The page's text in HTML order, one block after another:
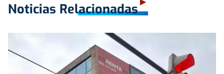
Noticias Relacionadas